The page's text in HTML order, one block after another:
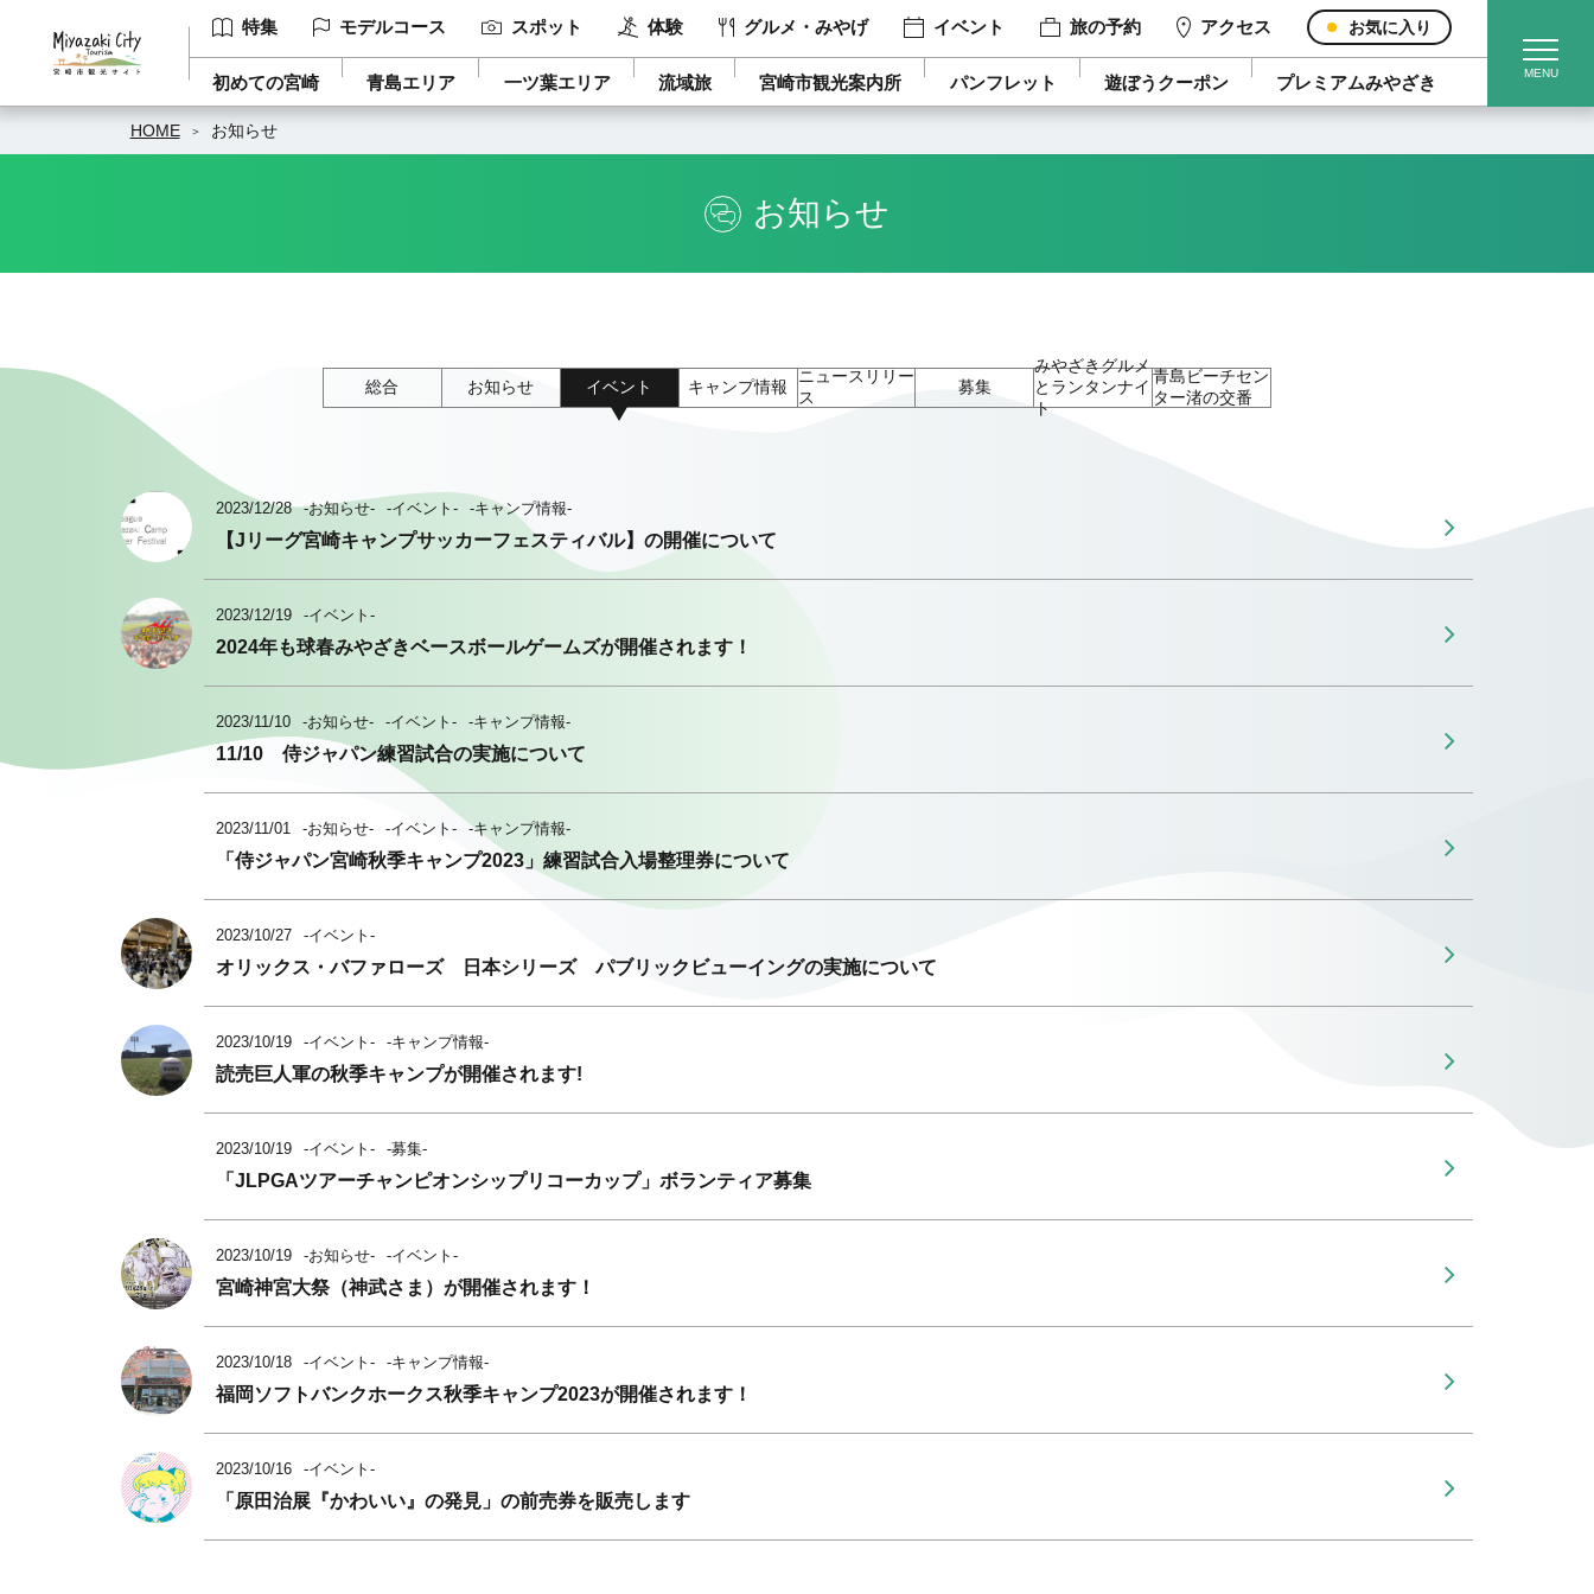
特集 モデルコース スポット 体験 グルメ・みやげ イベント 旅の予約 アクセス お気に入り
初めての宮崎 青島エリア 一ツ葉エリア 流域旅 宮崎市観光案内所 パンフレット 遊ぼうクーポン プレミアムみやざき
HOME お知らせ
お知らせ
総合 お知らせ イベント キャンプ情報
ニュースリリー
ス
募集
みやざきグルメ
とランタンナイ
ト
青島ビーチセン
ター渚の交番
2023/12/28 -お知らせ- -イベント- -キャンプ情報-
【Jリーグ宮崎キャンプサッカーフェスティバル】の開催について
2023/12/19 -イベント-
2024年も球春みやざきベースボールゲームズが開催されます！
2023/11/10 -お知らせ- -イベント- -キャンプ情報-
11/10 侍ジャパン練習試合の実施について
2023/11/01 -お知らせ- -イベント- -キャンプ情報-
「侍ジャパン宮崎秋季キャンプ2023」練習試合入場整理券について
2023/10/27 -イベント-
オリックス・バファローズ 日本シリーズ パブリックビューイングの実施について
2023/10/19 -イベント- -キャンプ情報-
読売巨人軍の秋季キャンプが開催されます!
2023/10/19 -イベント- -募集-
「JLPGAツアーチャンピオンシップリコーカップ」ボランティア募集
2023/10/19 -お知らせ- -イベント-
宮崎神宮大祭（神武さま）が開催されます！
2023/10/18 -イベント- -キャンプ情報-
福岡ソフトバンクホークス秋季キャンプ2023が開催されます！
2023/10/16 -イベント-
「原田治展『かわいい』の発見」の前売券を販売します